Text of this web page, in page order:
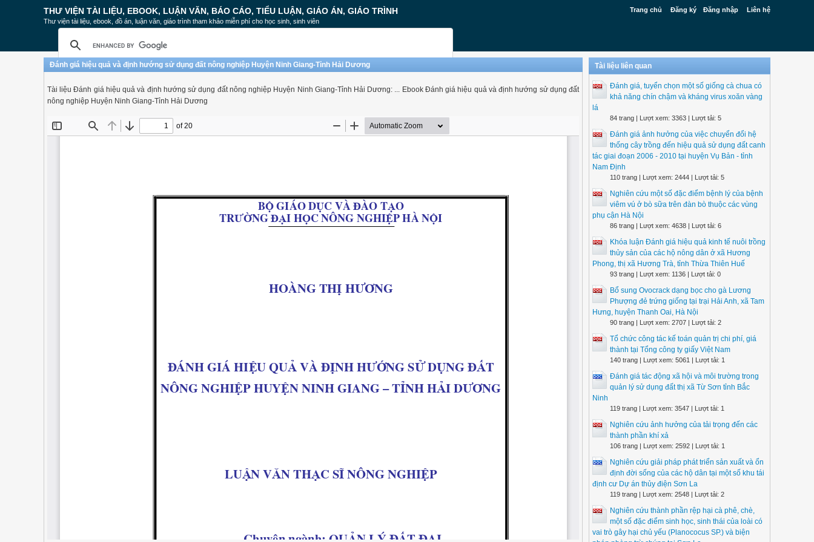
Trang chủ Đăng ký Đăng nhập Liên hệ
THƯ VIỆN TÀI LIỆU, EBOOK, LUẬN VĂN, BÁO CÁO, TIỂU LUẬN, GIÁO ÁN, GIÁO TRÌNH
Thư viện tài liệu, ebook, đồ án, luận văn, giáo trình tham khảo miễn phí cho học sinh, sinh viên
Đánh giá hiệu quả và định hướng sử dụng đất nông nghiệp Huyện Ninh Giang-Tỉnh Hải Dương
Tài liệu Đánh giá hiệu quả và định hướng sử dụng đất nông nghiệp Huyện Ninh Giang-Tỉnh Hải Dương: ... Ebook Đánh giá hiệu quả và định hướng sử dụng đất
nông nghiệp Huyện Ninh Giang-Tỉnh Hải Dương
Tài liệu liên quan
Đánh giá, tuyển chọn một số giống cà chua có
khả năng chín chậm và kháng virus xoăn vàng
lá
84 trang | Lượt xem: 3363 | Lượt tải: 5
Đánh giá ảnh hưởng của việc chuyển đổi hệ
thống cây trồng đến hiệu quả sử dụng đất canh
tác giai đoạn 2006 - 2010 tại huyện Vụ Bản - tỉnh
Nam Định
110 trang | Lượt xem: 2444 | Lượt tải: 5
Nghiên cứu một số đặc điểm bệnh lý của bệnh
viêm vú ở bò sữa trên đàn bò thuộc các vùng
phụ cận Hà Nội
86 trang | Lượt xem: 4638 | Lượt tải: 6
Khóa luận Đánh giá hiệu quả kinh tế nuôi trồng
thủy sản của các hộ nông dân ở xã Hương
Phong, thị xã Hương Trà, tỉnh Thừa Thiên Huế
93 trang | Lượt xem: 1136 | Lượt tải: 0
Bổ sung Ovocrack dạng bọc cho gà Lương
Phượng đẻ trứng giống tại trại Hải Anh, xã Tam
Hưng, huyện Thanh Oai, Hà Nội
90 trang | Lượt xem: 2707 | Lượt tải: 2
Tổ chức công tác kế toán quản trị chi phí, giá
thành tại Tổng công ty giấy Việt Nam
140 trang | Lượt xem: 5061 | Lượt tải: 1
Đánh giá tác động xã hội và môi trường trong
quản lý sử dụng đất thị xã Từ Sơn tỉnh Bắc
Ninh
119 trang | Lượt xem: 3547 | Lượt tải: 1
Nghiên cứu ảnh hưởng của tải trọng đến các
thành phần khí xả
106 trang | Lượt xem: 2592 | Lượt tải: 1
Nghiên cứu giải pháp phát triển sản xuất và ổn
định đời sống của các hộ dân tại một số khu tái
định cư Dự án thủy điện Sơn La
119 trang | Lượt xem: 2548 | Lượt tải: 2
Nghiên cứu thành phần rệp hại cà phê, chè,
một số đặc điểm sinh học, sinh thái của loài có
vai trò gây hại chủ yếu (Planococus SP.) và biện